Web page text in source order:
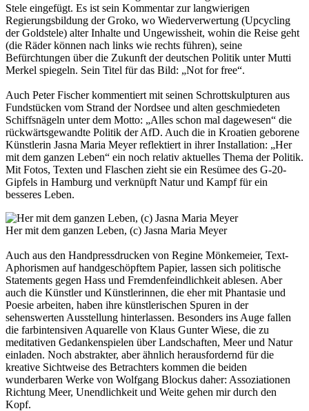
Stele eingefügt. Es ist sein Kommentar zur langwierigen
Regierungsbildung der Groko, wo Wiederverwertung (Upcycling
der Goldstele) alter Inhalte und Ungewissheit, wohin die Reise geht
(die Räder können nach links wie rechts führen), seine
Befürchtungen über die Zukunft der deutschen Politik unter Mutti
Merkel spiegeln. Sein Titel für das Bild: „Not for free“.
Auch Peter Fischer kommentiert mit seinen Schrottskulpturen aus
Fundstücken vom Strand der Nordsee und alten geschmiedeten
Schiffsnägeln unter dem Motto: „Alles schon mal dagewesen“ die
rückwärtsgewandte Politik der AfD. Auch die in Kroatien geborene
Künstlerin Jasna Maria Meyer reflektiert in ihrer Installation: „Her
mit dem ganzen Leben“ ein noch relativ aktuelles Thema der Politik.
Mit Fotos, Texten und Flaschen zieht sie ein Resümee des G-20-
Gipfels in Hamburg und verknüpft Natur und Kampf für ein
besseres Leben.
Her mit dem ganzen Leben, (c) Jasna Maria Meyer
Auch aus den Handpressdrucken von Regine Mönkemeier, Text-
Aphorismen auf handgeschöpftem Papier, lassen sich politische
Statements gegen Hass und Fremdenfeindlichkeit ablesen. Aber
auch die Künstler und Künstlerinnen, die eher mit Phantasie und
Poesie arbeiten, haben ihre künstlerischen Spuren in der
sehenswerten Ausstellung hinterlassen. Besonders ins Auge fallen
die farbintensiven Aquarelle von Klaus Gunter Wiese, die zu
meditativen Gedankenspielen über Landschaften, Meer und Natur
einladen. Noch abstrakter, aber ähnlich herausfordernd für die
kreative Sichtweise des Betrachters kommen die beiden
wunderbaren Werke von Wolfgang Blockus daher: Assoziationen
Richtung Meer, Unendlichkeit und Weite gehen mir durch den
Kopf.